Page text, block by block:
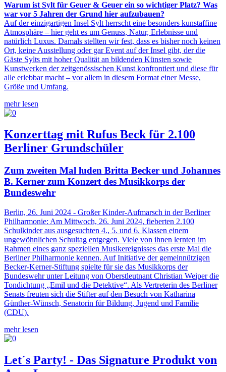
Warum ist Sylt für Geuer & Geuer ein so wichtiger Platz? Was
war vor 5 Jahren der Grund hier aufzubauen?
Auf der einzigartigen Insel Sylt herrscht eine besonders kunstaffine
Atmosphäre – hier geht es um Genuss, Natur, Erlebnisse und
natürlich Luxus. Damals stellten wir fest, dass es bisher noch keinen
Ort, keine Ausstellung oder gar Event auf der Insel gibt, der die
Gäste Sylts mit hoher Qualität an bildenden Künsten sowie
Kunstwerken der zeitgenössischen Kunst konfrontiert und diese für
alle erlebbar macht – vor allem in diesem Format einer Messe,
Größe und Umfang.
mehr lesen
Konzerttag mit Rufus Beck für 2.100
Berliner Grundschüler
Zum zweiten Mal luden Britta Becker und Johannes
B. Kerner zum Konzert des Musikkorps der
Bundeswehr
Berlin, 26. Juni 2024 - Großer Kinder-Aufmarsch in der Berliner
Philharmonie: Am Mittwoch, 26. Juni 2024, fieberten 2.100
Schulkinder aus ausgesuchten 4., 5. und 6. Klassen einem
ungewöhnlichen Schultag entgegen. Viele von ihnen lernten im
Rahmen eines ganz speziellen Musikereignisses das erste Mal die
Berliner Philharmonie kennen. Auf Initiative der gemeinnützigen
Becker-Kerner-Stiftung spielte für sie das Musikkorps der
Bundeswehr unter Leitung von Oberstleutnant Christian Weiper die
Tondichtung „Emil und die Detektive“. Als Vertreterin des Berliner
Senats freuten sich die Stifter auf den Besuch von Katharina
Günther-Wünsch, Senatorin für Bildung, Jugend und Familie
(CDU).
mehr lesen
Let´s Party! - Das Signature Produkt von